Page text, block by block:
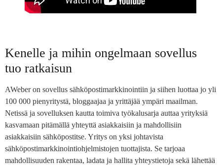
Kenelle ja mihin ongelmaan sovellus
tuo ratkaisun
AWeber on sovellus sähköpostimarkkinointiin ja siihen luottaa jo yli
100 000 pienyritystä, bloggaajaa ja yrittäjää ympäri maailman.
Netissä ja sovelluksen kautta toimiva työkalusarja auttaa yrityksiä
kasvamaan pitämällä yhteyttä asiakkaisiin ja mahdollisiin
asiakkaisiin sähköpostitse. Yritys on yksi johtavista
sähköpostimarkkinointiohjelmistojen tuottajista. Se tarjoaa
mahdollisuuden rakentaa, ladata ja hallita yhteystietoja sekä lähettää